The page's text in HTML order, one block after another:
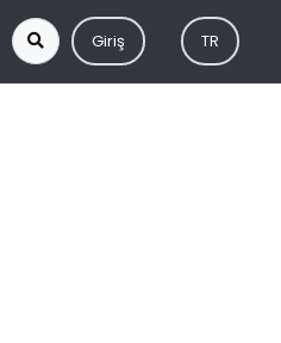
Giriş TR